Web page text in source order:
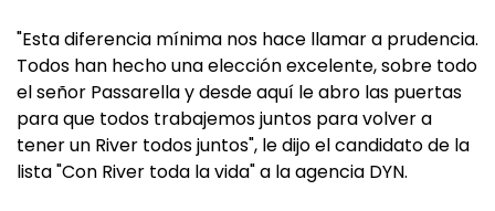
"Esta diferencia mínima nos hace llamar a prudencia.
Todos han hecho una elección excelente, sobre todo
el señor Passarella y desde aquí le abro las puertas
para que todos trabajemos juntos para volver a
tener un River todos juntos", le dijo el candidato de la
lista "Con River toda la vida" a la agencia DYN.